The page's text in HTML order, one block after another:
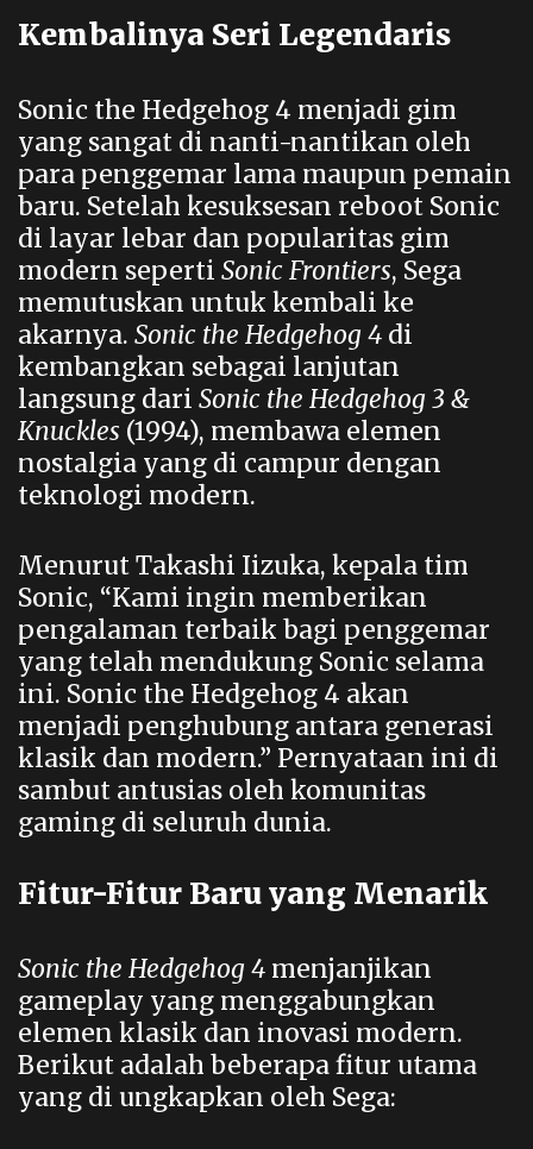
Kembalinya Seri Legendaris
Sonic the Hedgehog 4 menjadi gim
yang sangat di nanti-nantikan oleh
para penggemar lama maupun pemain
baru. Setelah kesuksesan reboot Sonic
di layar lebar dan popularitas gim
modern seperti Sonic Frontiers, Sega
memutuskan untuk kembali ke
akarnya. Sonic the Hedgehog 4 di
kembangkan sebagai lanjutan
langsung dari Sonic the Hedgehog 3 &
Knuckles (1994), membawa elemen
nostalgia yang di campur dengan
teknologi modern.
Menurut Takashi Iizuka, kepala tim
Sonic, “Kami ingin memberikan
pengalaman terbaik bagi penggemar
yang telah mendukung Sonic selama
ini. Sonic the Hedgehog 4 akan
menjadi penghubung antara generasi
klasik dan modern.” Pernyataan ini di
sambut antusias oleh komunitas
gaming di seluruh dunia.
Fitur-Fitur Baru yang Menarik
Sonic the Hedgehog 4 menjanjikan
gameplay yang menggabungkan
elemen klasik dan inovasi modern.
Berikut adalah beberapa fitur utama
yang di ungkapkan oleh Sega: